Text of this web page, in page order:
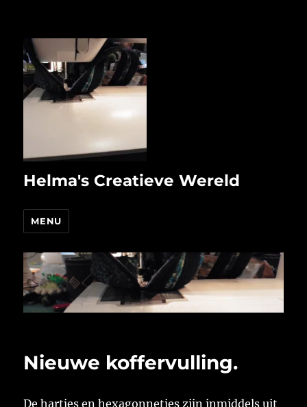
Helma's Creatieve Wereld
MENU
Nieuwe koffervulling.
De hartjes en hexagonnetjes zijn inmiddels uit